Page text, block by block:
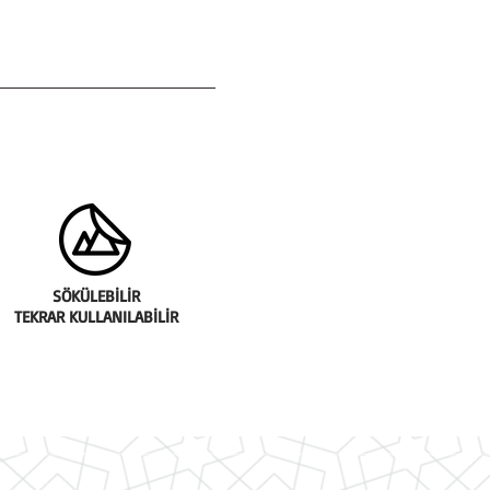
malzemenin altında hava
dikkat ediniz.
yüzeye sıvandığından ve
olmamasına dikkat ediniz.
kağıdı çıkarılırken ve
yapışkan yüzey ile çok fazla el
gösteriniz.
SÖKÜLEBİLİR
TEKRAR KULLANILABİLİR